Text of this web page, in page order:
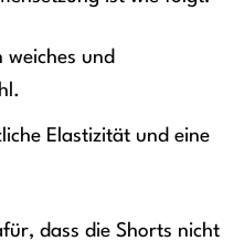
weiches und
Elastizität und eine
dass die Shorts nicht